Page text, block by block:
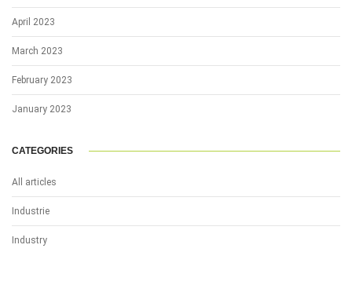
April 2023
March 2023
February 2023
January 2023
CATEGORIES
All articles
Industrie
Industry